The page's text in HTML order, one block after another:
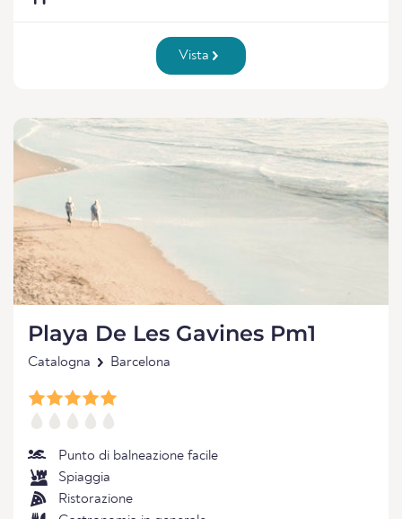
Vista
Playa De Les Gavines Pm1
Catalogna Barcelona
Punto di balneazione facile
Spiaggia
Ristorazione